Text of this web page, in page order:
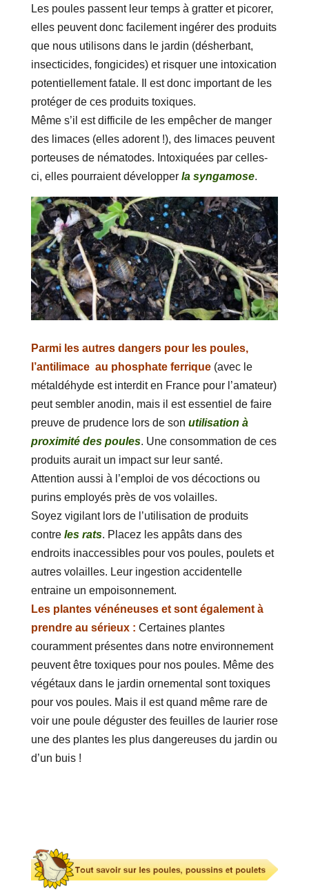
Les poules passent leur temps à gratter et picorer,
elles peuvent donc facilement ingérer des produits
que nous utilisons dans le jardin (désherbant,
insecticides, fongicides) et risquer une intoxication
potentiellement fatale. Il est donc important de les
protéger de ces produits toxiques.
Même s’il est difficile de les empêcher de manger
des limaces (elles adorent !), des limaces peuvent
porteuses de nématodes. Intoxiquées par celles-
ci, elles pourraient développerla syngamose.
Parmi les autres dangers pour les poules,
l’antilimace au phosphate ferrique(avec le
métaldéhyde est interdit en France pour l’amateur)
peut sembler anodin, mais il est essentiel de faire
preuve de prudence lors de son utilisation à
proximité des poules. Une consommation de ces
produits aurait un impact sur leur santé.
Attention aussi à l’emploi de vos décoctions ou
purins employés près de vos volailles.
Soyez vigilant lors de l’utilisation de produits
contre les rats. Placez les appâts dans des
endroits inaccessibles pour vos poules, poulets et
autres volailles. Leur ingestion accidentelle
entraine un empoisonnement.
Les plantes vénéneuses et sont également à
prendre au sérieux : Certaines plantes
couramment présentes dans notre environnement
peuvent être toxiques pour nos poules. Même des
végétaux dans le jardin ornemental sont toxiques
pour vos poules. Mais il est quand même rare de
voir une poule déguster des feuilles de laurier rose
une des plantes les plus dangereuses du jardin ou
d’un buis !